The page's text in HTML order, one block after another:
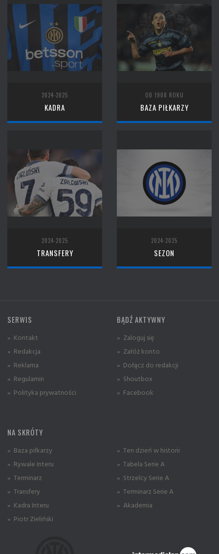
2024-2025
KADRA
OD 1908 ROKU
BAZA PIŁKARZY
2024-2025
TRANSFERY
2024-2025
SEZON
SERWIS
» Kontakt
» Redakcja
» Reklama
» Regulamin
» Polityka prywatności
BĄDŹ AKTYWNY
» Zaloguj się
» Załóż konto
» Dołącz do redakcji
» Shoutbox
» Facebook
NA SKRÓTY
» Baza piłkarzy
» Rywale Interu
» Terminarz
» Transfery
» Kadra Interu
» Piotr Zieliński
» Ten dzień w historii
» Tabela Serie A
» Strzelcy Serie A
» Terminarz Serie A
» Akademia